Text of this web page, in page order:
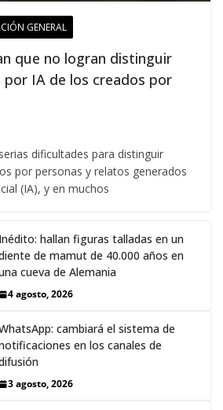
GENERAL
que no logran distinguir
IA de los creados por
dificultades para distinguir
por personas y relatos generados
(IA), y en muchos
Inédito: hallan figuras talladas en un
de mamut de 40.000 años en
cueva de Alemania
4 agosto, 2026
cambiará el sistema de
en los canales de
3 agosto, 2026